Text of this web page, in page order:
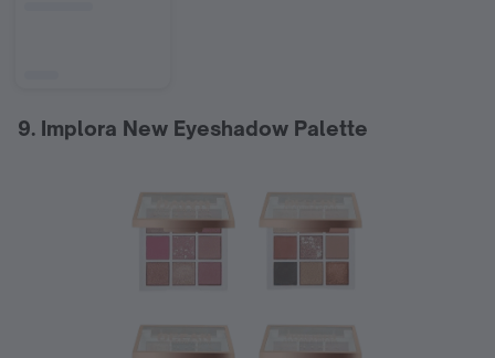
9. Implora New Eyeshadow Palette